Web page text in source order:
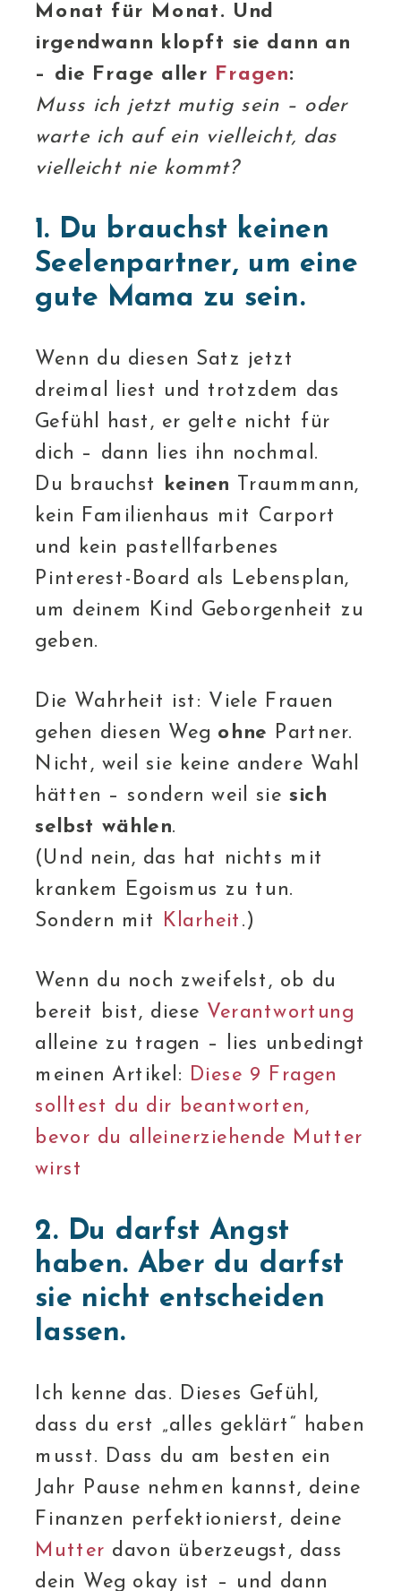
Monat für Monat. Und
irgendwann klopft sie dann an
– die Frage aller
Fragen:
Muss ich jetzt mutig sein – oder
warte ich auf ein vielleicht, das
vielleicht nie kommt?
1. Du brauchst keinen
Seelenpartner, um eine
gute Mama zu sein.
Wenn du diesen Satz jetzt
dreimal liest und trotzdem das
Gefühl hast, er gelte nicht für
dich – dann lies ihn nochmal.
Du brauchst
keinen Traummann,
kein Familienhaus mit Carport
und kein pastellfarbenes
Pinterest-Board als Lebensplan,
um deinem Kind Geborgenheit zu
geben.
Die Wahrheit ist: Viele Frauen
gehen diesen Weg ohne Partner.
Nicht, weil sie keine andere Wahl
hätten – sondern weil sie sich
selbst wählen.
(Und nein, das hat nichts mit
krankem Egoismus zu tun.
Sondern mit
Klarheit .)
Wenn du noch zweifelst, ob du
bereit bist, diese Verantwortung
alleine zu tragen – lies unbedingt
meinen Artikel: Diese 9 Fragen
solltest du dir beantworten,
bevor du alleinerziehende Mutter
wirst
2. Du darfst Angst
haben. Aber du darfst
sie nicht entscheiden
lassen.
Ich kenne das. Dieses Gefühl,
dass du erst „alles geklärt“ haben
musst. Dass du am besten ein
Jahr Pause nehmen kannst, deine
Finanzen perfektionierst, deine
Mutter davon überzeugst, dass
dein Weg okay ist – und dann